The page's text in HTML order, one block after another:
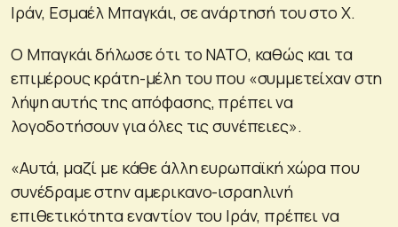
Ιράν, Εσμαέλ Μπαγκάι, σε ανάρτησή του στο X.
Ο Μπαγκάι δήλωσε ότι το ΝΑΤΟ, καθώς και τα
επιμέρους κράτη-μέλη του που «συμμετείχαν στη
λήψη αυτής της απόφασης, πρέπει να
λογοδοτήσουν για όλες τις συνέπειες».
«Αυτά, μαζί με κάθε άλλη ευρωπαϊκή χώρα που
συνέδραμε στην αμερικανο-ισραηλινή
επιθετικότητα εναντίον του Ιράν, πρέπει να